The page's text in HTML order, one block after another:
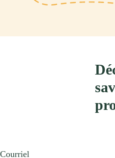
Courriel